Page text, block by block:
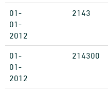
01-
01-
2012
2143
01-
01-
2012
214300